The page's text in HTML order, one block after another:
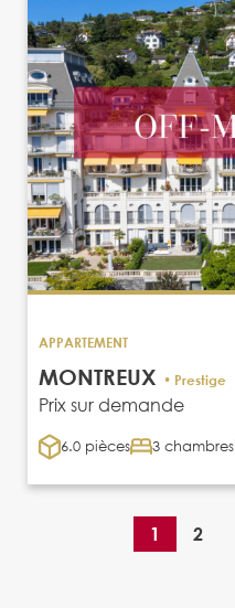
APPARTEMENT
MONTREUX • Prestige
Prix sur demande
6.0 pièces 3 chambres
1 2